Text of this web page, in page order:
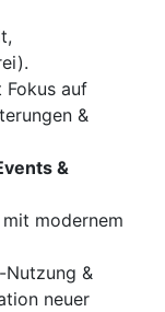
Fokus auf
&
&
mit modernem
Nutzung &
neuer